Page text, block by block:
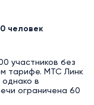
человек
участников без
тарифе. МТС Линк
однако в
ограничена 60